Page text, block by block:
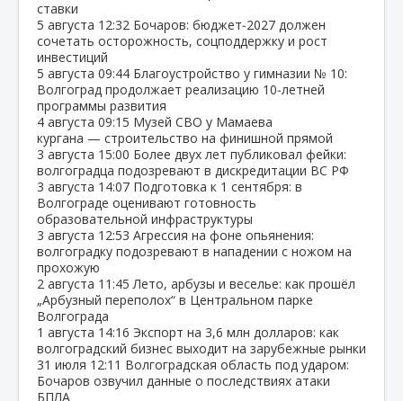
ставки
5 августа 12:32 Бочаров: бюджет‑2027 должен
сочетать осторожность, соцподдержку и рост
инвестиций
5 августа 09:44 Благоустройство у гимназии № 10:
Волгоград продолжает реализацию 10‑летней
программы развития
4 августа 09:15 Музей СВО у Мамаева
кургана — строительство на финишной прямой
3 августа 15:00 Более двух лет публиковал фейки:
волгоградца подозревают в дискредитации ВС РФ
3 августа 14:07 Подготовка к 1 сентября: в
Волгограде оценивают готовность
образовательной инфраструктуры
3 августа 12:53 Агрессия на фоне опьянения:
волгоградку подозревают в нападении с ножом на
прохожую
2 августа 11:45 Лето, арбузы и веселье: как прошёл
„Арбузный переполох“ в Центральном парке
Волгограда
1 августа 14:16 Экспорт на 3,6 млн долларов: как
волгоградский бизнес выходит на зарубежные рынки
31 июля 12:11 Волгоградская область под ударом:
Бочаров озвучил данные о последствиях атаки
БПЛА